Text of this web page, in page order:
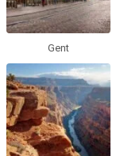
Gent